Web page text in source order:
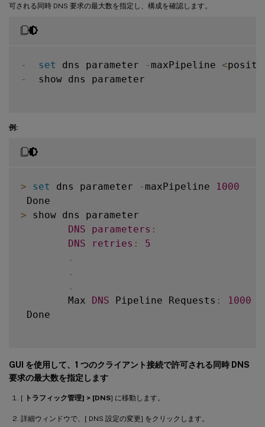
可される同時 DNS 要求の最大数を指定し、構成を確認します。
- set dns parameter - maxPipeline <
-
  show dns parameter
例:
> set dns parameter - maxPipeline
1000
> show dns parameter
DNS
parameters :
DNS
retries :
5
.
.
.
        Max
DNS Pipeline Requests :
1000
Done
GUI を使用して、1 つのクライアント接続で許可される同時 DNS
要求の最大数を指定します
[ トラフィック管理] > [DNS] に移動します。
詳細ウィンドウで、[ DNS 設定の変更] をクリックします。